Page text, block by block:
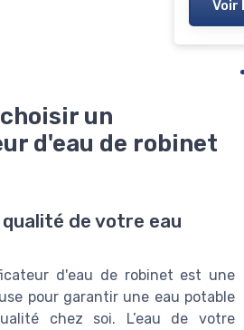
Voir
un
d'eau de robinet
de votre eau
d'eau de robinet est une
pour garantir une eau potable
chez soi. L’eau de votre